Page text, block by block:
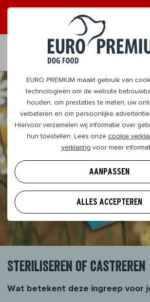
EURO PREMIUM maakt gebruik van
technologieën om de website
houden, om prestaties te meten, uw
verbeteren en om persoonlijke
Hiervoor verzamelen wij informatie over
hun toestellen. Lees onze cookie
verklaring voor meer
AANPASSEN
ALLES ACCEPTEREN
ONTVANG GRAAG TIPS
Steriliseren of castreren
Wat betekent deze ingreep voor